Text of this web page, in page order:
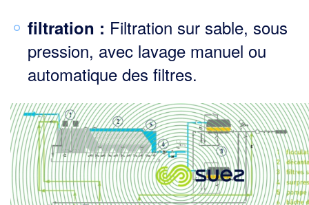
filtration : Filtration sur sable, sous
pression, avec lavage manuel ou
automatique des filtres.